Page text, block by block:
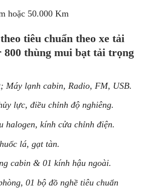
hoặc 50.000 Km
tiêu chuẩn theo xe tải
800 thùng mui bạt tải trọng
Máy lạnh cabin, Radio, FM, USB.
lực, điều chỉnh độ nghiêng.
halogen, kính cửa chỉnh điện.
lá, gạt tàn.
cabin & 01 kính hậu ngoài.
01 bộ đồ nghề tiêu chuẩn